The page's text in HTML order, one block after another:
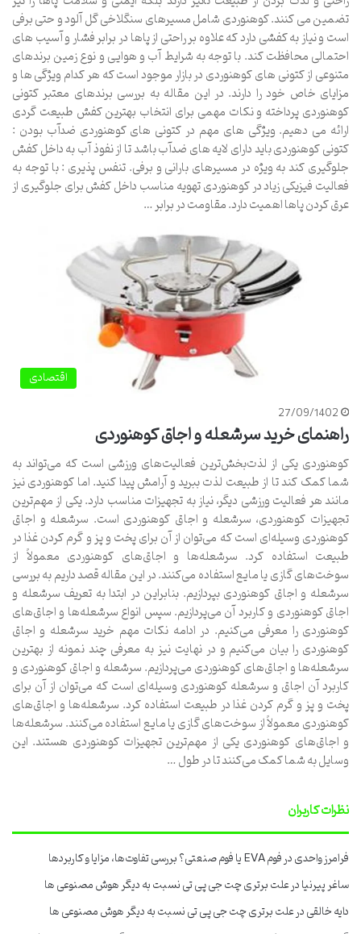
تضمین می کنند. کوهنوردی شامل مسیرهای سنگلاخی گل آلود و حتی برفی
است و نیاز به کفشی دارد که علاوه بر راحتی از پاها در برابر فشار و آسیب های
احتمالی محافظت کند. با توجه به شرایط آب و هوایی و نوع زمین برندهای
متنوعی از کتونی های کوهنوردی در بازار موجود است که هر کدام ویژگی ها و
مزایای خاص خود را دارند. در این مقاله به بررسی برندهای معتبر کتونی
کوهنوردی پرداخته و نکات مهمی برای انتخاب بهترین کفش طبیعت گردی
ارائه می دهیم. ویژگی های مهم در کتونی های کوهنوردی ضدآب بودن :
کتونی کوهنوردی باید دارای لایه های ضدآب باشد تا از نفوذ آب به داخل کفش
جلوگیری کند به ویژه در مسیرهای بارانی و برفی. تنفس پذیری : با توجه به
فعالیت فیزیکی زیاد در کوهنوردی تهویه مناسب داخل کفش برای جلوگیری از
عرق کردن پاها اهمیت دارد. مقاومت در برابر …
اقتصادی
27/09/1402
راهنمای خرید سرشعله و اجاق کوهنوردی
کوهنوردی یکی از لذت‌بخش‌ترین فعالیت‌های ورزشی است که می‌تواند به
شما کمک کند تا از طبیعت لذت ببرید و آرامش پیدا کنید. اما کوهنوردی نیز
مانند هر فعالیت ورزشی دیگر، نیاز به تجهیزات مناسب دارد. یکی از مهم‌ترین
تجهیزات کوهنوردی، سرشعله و اجاق کوهنوردی است. سرشعله و اجاق
کوهنوردی وسیله‌ای است که می‌توان از آن برای پخت و پز و گرم کردن غذا در
طبیعت استفاده کرد. سرشعله‌ها و اجاق‌های کوهنوردی معمولاً از
سوخت‌های گازی یا مایع استفاده می‌کنند. در این مقاله قصد داریم به بررسی
سرشعله و اجاق کوهنوردی بپردازیم. بنابراین در ابتدا به تعریف سرشعله و
اجاق کوهنوردی و کاربرد آن می‌پردازیم. سپس انواع سرشعله‌ها و اجاق‌های
کوهنوردی را معرفی می‌کنیم. در ادامه نکات مهم خرید سرشعله و اجاق
کوهنوردی را بیان می‌کنیم و در نهایت نیز به معرفی چند نمونه از بهترین
سرشعله‌ها و اجاق‌های کوهنوردی می‌پردازیم. سرشعله و اجاق کوهنوردی و
کاربرد آن اجاق و سرشعله کوهنوردی وسیله‌ای است که می‌توان از آن برای
پخت و پز و گرم کردن غذا در طبیعت استفاده کرد. سرشعله‌ها و اجاق‌های
کوهنوردی معمولاً از سوخت‌های گازی یا مایع استفاده می‌کنند. سرشعله‌ها
و اجاق‌های کوهنوردی یکی از مهم‌ترین تجهیزات کوهنوردی هستند. این
وسایل به شما کمک می‌کنند تا در طول …
نظرات کاربران
فرامرز واحدیدرفوم EVA یا فوم صنعتی؟ بررسی تفاوت‌ها، مزایا و کاربردها
ساغر پیرنیادرعلت برتری چت جی پی تی نسبت به دیگر هوش مصنوعی ها
دایه خالقیدرعلت برتری چت جی پی تی نسبت به دیگر هوش مصنوعی ها